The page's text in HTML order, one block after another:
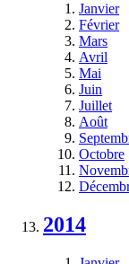
Janvier
Février
Mars
Avril
Mai
Juin
Juillet
Août
Octobre
2014